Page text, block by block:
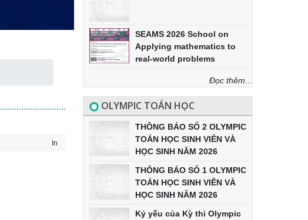
In
SEAMS 2026 School on
Applying mathematics to
real-world problems
Đọc thêm...
OLYMPIC TOÁN HỌC
THÔNG BÁO SỐ 2 OLYMPIC
TOÁN HỌC SINH VIÊN VÀ
HỌC SINH NĂM 2026
THÔNG BÁO SỐ 1 OLYMPIC
TOÁN HỌC SINH VIÊN VÀ
HỌC SINH NĂM 2026
Kỷ yếu của Kỳ thi Olympic